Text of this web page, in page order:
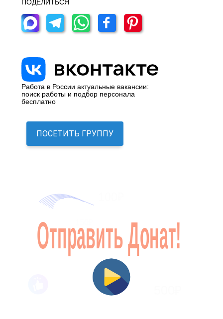
ПОДЕЛИТЬСЯ
Работа в России актуальные вакансии:
поиск работы и подбор персонала
бесплатно
ПОСЕТИТЬ ГРУППУ